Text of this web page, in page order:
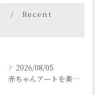
Recent
2026/08/05
赤ちゃんアートを楽しむ愛知県名古屋市瀬戸市でベビーフォト体験ガイド